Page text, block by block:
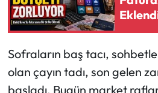
Sofraların baş tacı,
olan çayın tadı, son gelen
başladı. Bugün market
Ekonomi
Turizm